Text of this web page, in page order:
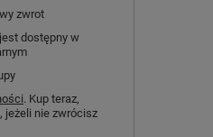
zwrot
dostępny w
. Kup teraz,
jeżeli nie zwrócisz